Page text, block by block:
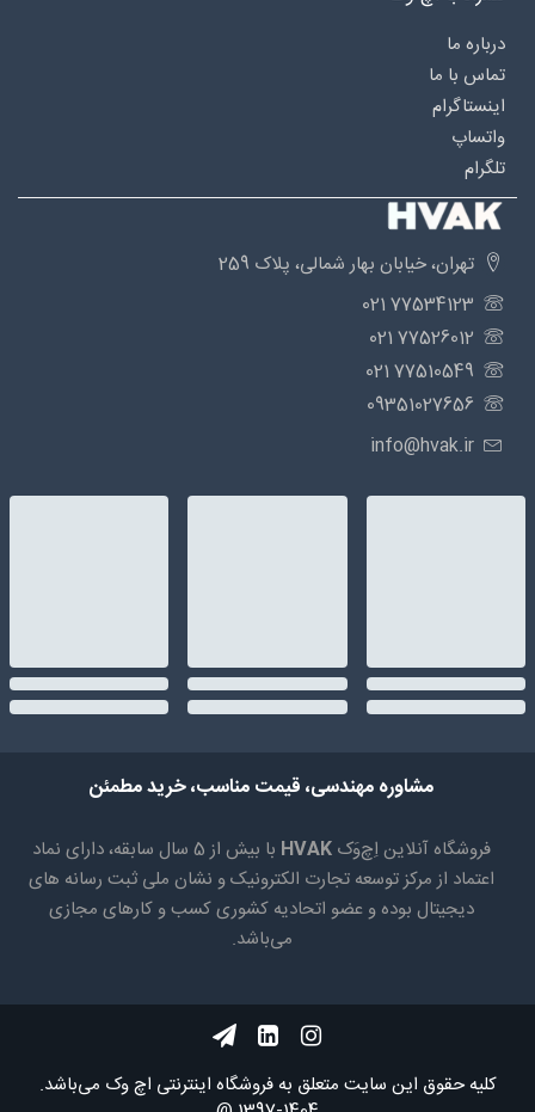
درباره‌ ما
تماس با ما
اینستاگرام
واتساپ
تلگرام
تهران، خیابان بهار شمالی، پلاک 259
77534123 021
77526012 021
77510549 021
09351027656
info@hvak.ir
مشاوره مهندسی، قیمت مناسب، خرید مطمئن
فروشگاه آنلاین اِچ‌وَک HVAK
با بیش از 5 سال سابقه، دارای نماد
اعتماد از مرکز توسعه تجارت الکترونیک و نشان ملی ثبت رسانه های
دیجیتال بوده و عضو اتحادیه کشوری کسب و کارهای مجازی
می‌باشد.
کلیه حقوق اين سايت متعلق به فروشگاه اینترنتی اچ وک می‌باشد.